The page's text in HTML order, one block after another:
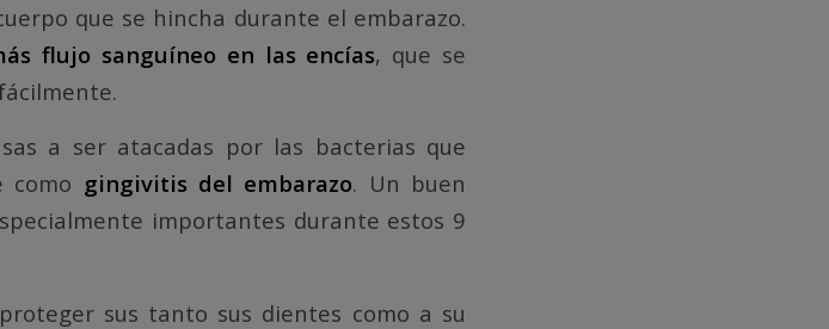
que se hincha durante el embarazo.
flujo sanguíneo en las encías, que se
a ser atacadas por las bacterias que
como gingivitis del embarazo. Un buen
importantes durante estos 9
sus tanto sus dientes como a su